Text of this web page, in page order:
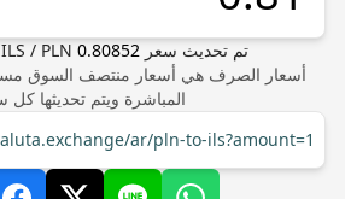
تم تحديث سعر ILS / PLN 0.80852
أسعار الصرف هي أسعار منتصف السوق
المباشرة ويتم تحديثها كل
ar/pln-to-ils?amount=1